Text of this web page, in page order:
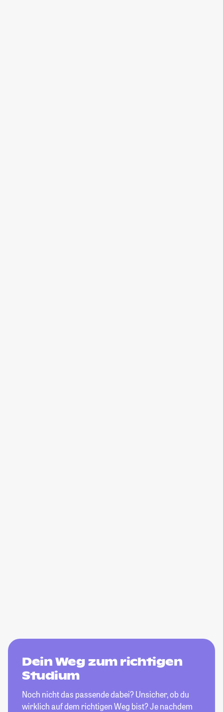
Dein Weg zum richtigen
Studium
Noch nicht das passende dabei? Unsicher, ob du
wirklich auf dem richtigen Weg bist? Je nachdem